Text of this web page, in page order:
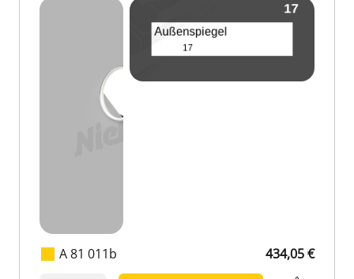
A 81 011b 434,05 €